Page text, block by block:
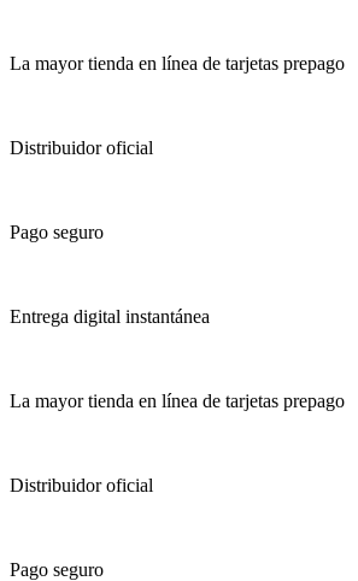
La mayor tienda en línea de tarjetas prepago
Distribuidor oficial
Pago seguro
Entrega digital instantánea
La mayor tienda en línea de tarjetas prepago
Distribuidor oficial
Pago seguro